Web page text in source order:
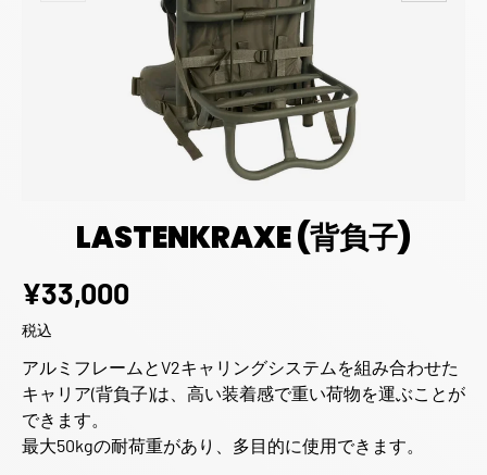
LASTENKRAXE (背負子)
定価
¥33,000
税込
アルミフレームとV2キャリングシステムを組み合わせた
キャリア(背負子)は、高い装着感で重い荷物を運ぶことが
できます。
最大50kgの耐荷重があり、多目的に使用できます。